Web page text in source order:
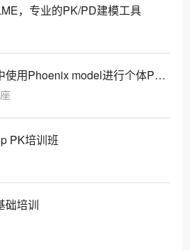
，专业的PK/PD建模工具
用Phoenix model进行个体PK
PK培训班
础培训